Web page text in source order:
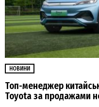
НОВИНИ
Топ-менеджер
Toyota за продажами